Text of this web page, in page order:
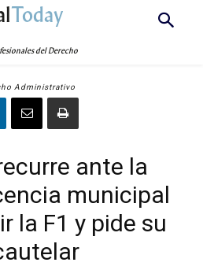
Today
del Derecho
Administrativo
ante la
municipal
la F1 y pide su